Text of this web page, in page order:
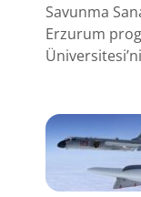
Savunma
Erzurum